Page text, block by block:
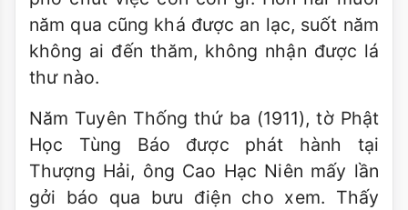
năm qua cũng khá được an lạc, suốt năm
không ai đến thăm, không nhận được lá
thư nào.
Năm Tuyên Thống thứ ba (1911), tờ Phật
Học Tùng Báo được phát hành tại
Thượng Hải, ông Cao Hạc Niên mấy lần
gởi báo qua bưu điện cho xem. Thấy